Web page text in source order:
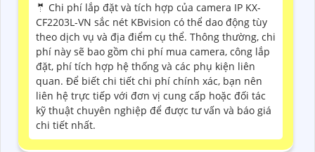
🤵 Chi phí lắp đặt và tích hợp của camera IP KX-
CF2203L-VN sắc nét KBvision có thể dao động tùy
theo dịch vụ và địa điểm cụ thể. Thông thường, chi
phí này sẽ bao gồm chi phí mua camera, công lắp
đặt, phí tích hợp hệ thống và các phụ kiện liên
quan. Để biết chi tiết chi phí chính xác, bạn nên
liên hệ trực tiếp với đơn vị cung cấp hoặc đối tác
kỹ thuật chuyên nghiệp để được tư vấn và báo giá
chi tiết nhất.